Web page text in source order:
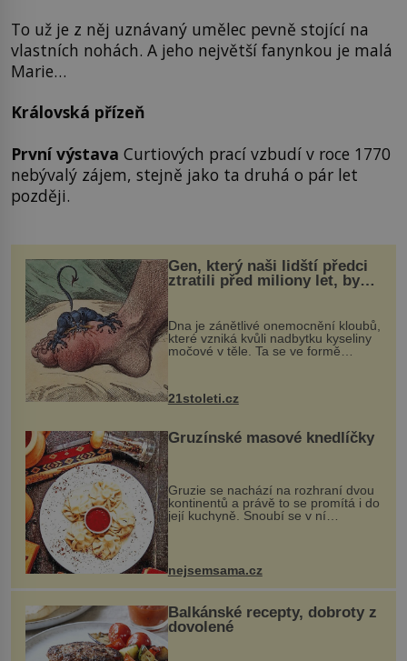
To už je z něj uznávaný umělec pevně stojící na
vlastních nohách. A jeho největší fanynkou je malá
Marie…
Královská přízeň
První výstava Curtiových prací vzbudí v roce 1770
nebývalý zájem, stejně jako ta druhá o pár let
později.
Gen, který naši lidští předci
ztratili před miliony let, by
mohl pomoci s léčbou
„nemoci králů“
Dna je zánětlivé onemocnění kloubů,
které vzniká kvůli nadbytku kyseliny
močové v těle. Ta se ve formě
nohou, a způsobuje bole...
21stoleti.cz
Gruzínské masové knedlíčky
Gruzie se nachází na rozhraní dvou
kontinentů a právě to se promítá i do
její kuchyně. Snoubí se v ní
evropské a asijské chutě a díky tomu
pokrmy, které rozhodně st...
nejsemsama.cz
Balkánské recepty, dobroty z
dovolené